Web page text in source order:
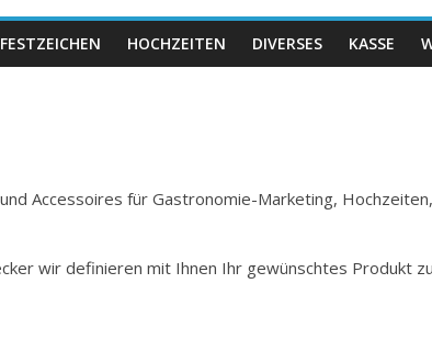
HOCHZEITEN DIVERSES KASSE
Accessoires für Gastronomie-Marketing, Hochzeiten,
wir definieren mit Ihnen Ihr gewünschtes Produkt